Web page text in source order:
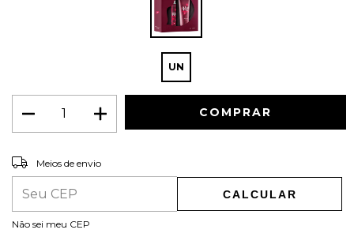
UN
Entregas para o CEP:
Meios de envio
CALCULAR
Não sei meu CEP